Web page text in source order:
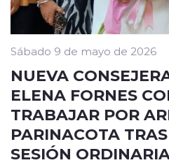
Sábado 9 de mayo de 2026
NUEVA
ELENA FORNES
TRABAJAR POR
PARINACOTA
SESIÓN